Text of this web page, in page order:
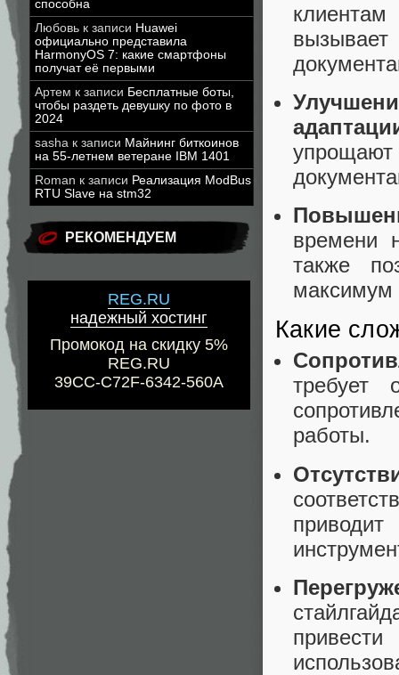
способна
Любовь к записи Huawei
официально представила
HarmonyOS 7: какие смартфоны
получат её первыми
Артем к записи Бесплатные боты,
чтобы раздеть девушку по фото в
2024
sasha к записи Майнинг биткоинов
на 55-летнем ветеране IBM 1401
Roman к записи Реализация ModBus
RTU Slave на stm32
РЕКОМЕНДУЕМ
REG.RU
надежный хостинг
Промокод на скидку 5%
REG.RU
39CC-C72F-6342-560A
времени
также
максимум
Какие
требует
работы.